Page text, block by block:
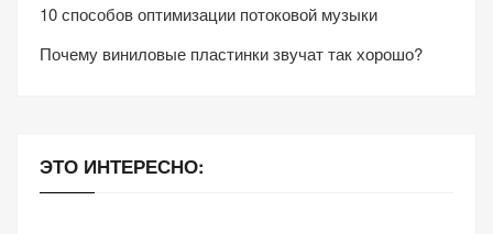
10 способов оптимизации потоковой музыки
Почему виниловые пластинки звучат так хорошо?
ЭТО ИНТЕРЕСНО: